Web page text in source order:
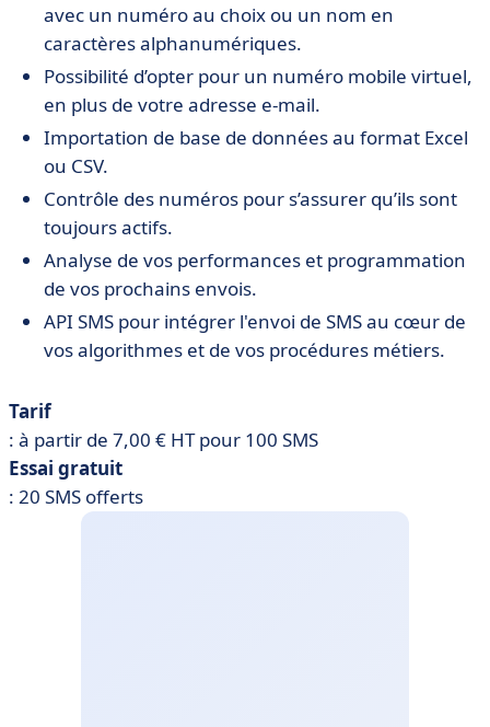
avec un numéro au choix ou un nom en
caractères alphanumériques.
Possibilité d’opter pour un numéro mobile virtuel,
en plus de votre adresse e-mail.
Importation de base de données au format Excel
ou CSV.
Contrôle des numéros pour s’assurer qu’ils sont
toujours actifs.
Analyse de vos performances et programmation
de vos prochains envois.
API SMS pour intégrer l'envoi de SMS au cœur de
vos algorithmes et de vos procédures métiers.
Tarif
: à partir de 7,00 € HT pour 100 SMS
Essai gratuit
: 20 SMS offerts